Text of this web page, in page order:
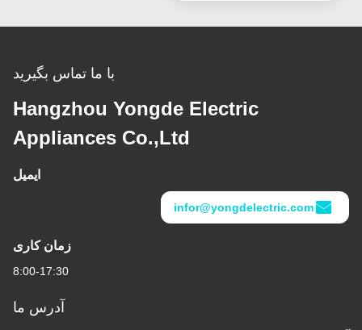
با ما تماس بگیرید
Hangzhou Yongde Electric
Appliances Co.,Ltd
ایمیل
infor@yongdelectric.com
زمان کاری
8:00-17:30
آدرس ما